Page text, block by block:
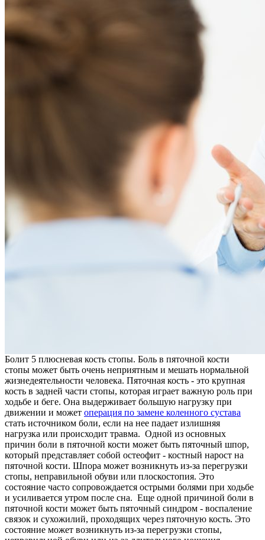
Болит 5 плюсневая кость стопы. Боль в пяточной кости
стопы может быть очень неприятным и мешать нормальной
жизнедеятельности человека. Пяточная кость - это крупная
кость в задней части стопы, которая играет важную роль при
ходьбе и беге. Она выдерживает большую нагрузку при
движении и может операция по замене коленного сустава
стать источником боли, если на нее падает излишняя
нагрузка или происходит травма. Одной из основных
причин боли в пяточной кости может быть пяточный шпор,
который представляет собой остеофит - костный нарост на
пяточной кости. Шпора может возникнуть из-за перегрузки
стопы, неправильной обуви или плоскостопия. Это
состояние часто сопровождается острыми болями при ходьбе
и усиливается утром после сна. Еще одной причиной боли в
пяточной кости может быть пяточный синдром - воспаление
связок и сухожилий, проходящих через пяточную кость. Это
состояние может возникнуть из-за перегрузки стопы,